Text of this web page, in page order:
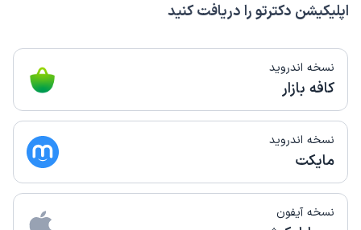
اپلیکیشن دکترتو را دریافت کنید
نسخه اندروید
کافه بازار
نسخه اندروید
مایکت
نسخه آیفون